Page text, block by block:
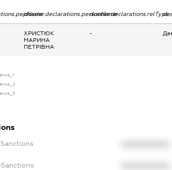
dossier.declarations.personNamedossier.declarations.relType
ХРИСТЮК
МАРИНА
ПЕТРІВНА
-